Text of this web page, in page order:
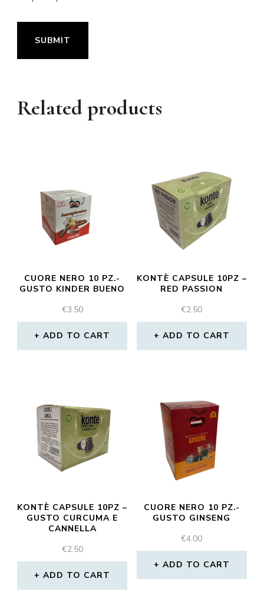
Related products
CUORE NERO 10 PZ.-
GUSTO KINDER BUENO
€3.50
ADD TO CART
KONTÈ CAPSULE 10PZ –
RED PASSION
€2.50
ADD TO CART
KONTÈ CAPSULE 10PZ –
GUSTO CURCUMA E
CANNELLA
€2.50
ADD TO CART
CUORE NERO 10 PZ.-
GUSTO GINSENG
€4.00
ADD TO CART